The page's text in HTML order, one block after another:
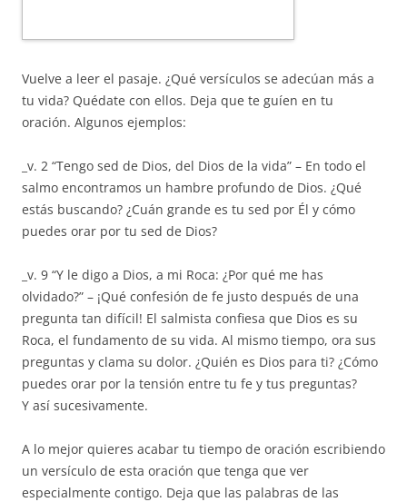
Vuelve a leer el pasaje. ¿Qué versículos se adecúan más a
tu vida? Quédate con ellos. Deja que te guíen en tu
oración. Algunos ejemplos:
_v. 2 “Tengo sed de Dios, del Dios de la vida” – En todo el
salmo encontramos un hambre profundo de Dios. ¿Qué
estás buscando? ¿Cuán grande es tu sed por Él y cómo
puedes orar por tu sed de Dios?
_v. 9 “Y le digo a Dios, a mi Roca: ¿Por qué me has
olvidado?” – ¡Qué confesión de fe justo después de una
pregunta tan difícil! El salmista confiesa que Dios es su
Roca, el fundamento de su vida. Al mismo tiempo, ora sus
preguntas y clama su dolor. ¿Quién es Dios para ti? ¿Cómo
puedes orar por la tensión entre tu fe y tus preguntas?
Y así sucesivamente.
A lo mejor quieres acabar tu tiempo de oración escribiendo
un versículo de esta oración que tenga que ver
especialmente contigo. Deja que las palabras de las